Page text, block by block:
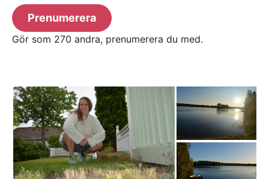
Prenumerera
Gör som 270 andra, prenumerera du med.